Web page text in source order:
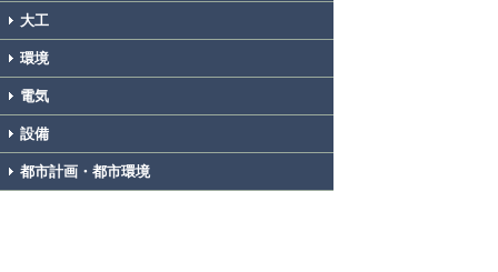
大工
環境
電気
設備
都市計画・都市環境